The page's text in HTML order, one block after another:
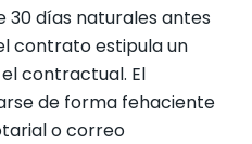
30 días naturales antes
contrato estipula un
contractual. El
de forma fehaciente
o correo